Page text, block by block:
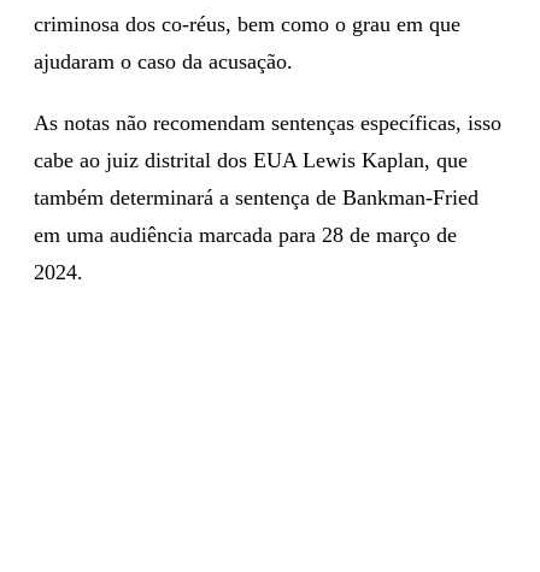
criminosa dos co-réus, bem como o grau em que
ajudaram o caso da acusação.
As notas não recomendam sentenças específicas, isso
cabe ao juiz distrital dos EUA Lewis Kaplan, que
também determinará a sentença de Bankman-Fried
em uma audiência marcada para 28 de março de
2024.